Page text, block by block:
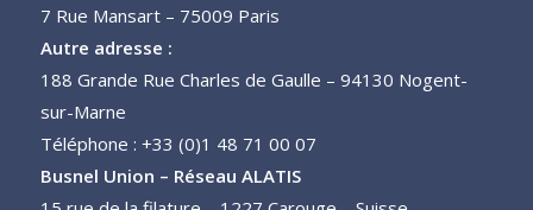
7 Rue Mansart – 75009 Paris
Autre adresse :
188 Grande Rue Charles de Gaulle – 94130 Nogent-
sur-Marne
Téléphone : +33 (0)1 48 71 00 07
Busnel Union – Réseau ALATIS